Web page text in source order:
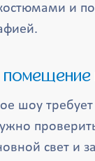
и
помещение
шоу
свет и